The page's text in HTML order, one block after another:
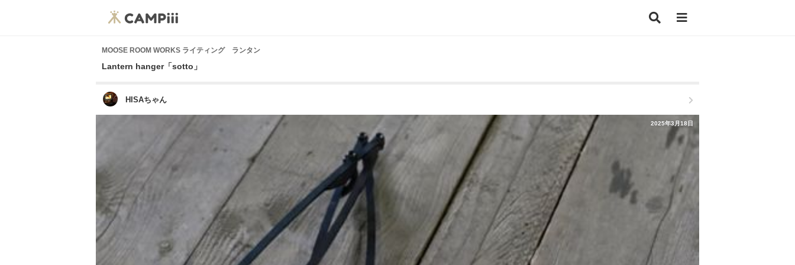
MOOSE ROOM WORKS ライティング ランタン
Lantern hanger「sotto」
HISAちゃん
2025年3月18日